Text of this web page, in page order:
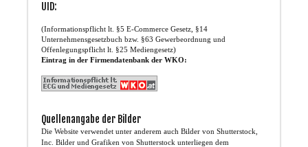
UID:
(Informationspflicht lt. §5 E-Commerce Gesetz, §14
Unternehmensgesetzbuch bzw. §63 Gewerbeordnung und
Offenlegungspflicht lt. §25 Mediengesetz)
Eintrag in der Firmendatenbank der WKO:
Quellenangabe der Bilder
Die Website verwendet unter anderem auch Bilder von Shutterstock,
Inc. Bilder und Grafiken von Shutterstock unterliegen dem